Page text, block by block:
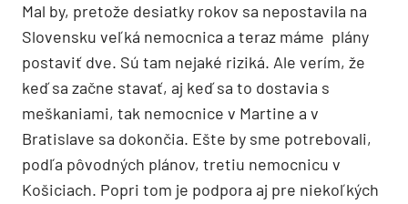
Mal by, pretože desiatky rokov sa nepostavila na
Slovensku veľká nemocnica a teraz máme plány
postaviť dve. Sú tam nejaké riziká. Ale verím, že
keď sa začne stavať, aj keď sa to dostavia s
meškaniami, tak nemocnice v Martine a v
Bratislave sa dokončia. Ešte by sme potrebovali,
podľa pôvodných plánov, tretiu nemocnicu v
Košiciach. Popri tom je podpora aj pre niekoľkých